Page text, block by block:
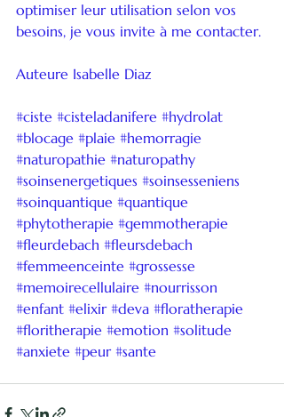
optimiser leur utilisation selon vos
besoins, je vous invite à me contacter.
Auteure Isabelle Diaz
#ciste #cisteladanifere #hydrolat
#blocage #plaie #hemorragie
#naturopathie #naturopathy
#soinsenergetiques #soinsesseniens
#soinquantique #quantique
#phytotherapie #gemmotherapie
#fleurdebach #fleursdebach
#femmeenceinte #grossesse
#memoirecellulaire #nourrisson
#enfant #elixir #deva #floratherapie
#floritherapie #emotion #solitude
#anxiete #peur #sante